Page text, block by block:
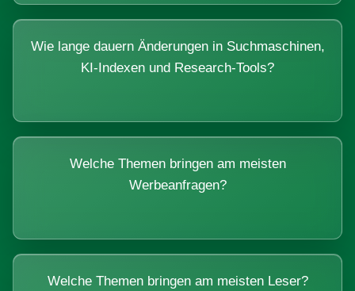
Wie lange dauern Änderungen in Suchmaschinen,
KI-Indexen und Research-Tools?
Welche Themen bringen am meisten
Werbeanfragen?
Welche Themen bringen am meisten Leser?